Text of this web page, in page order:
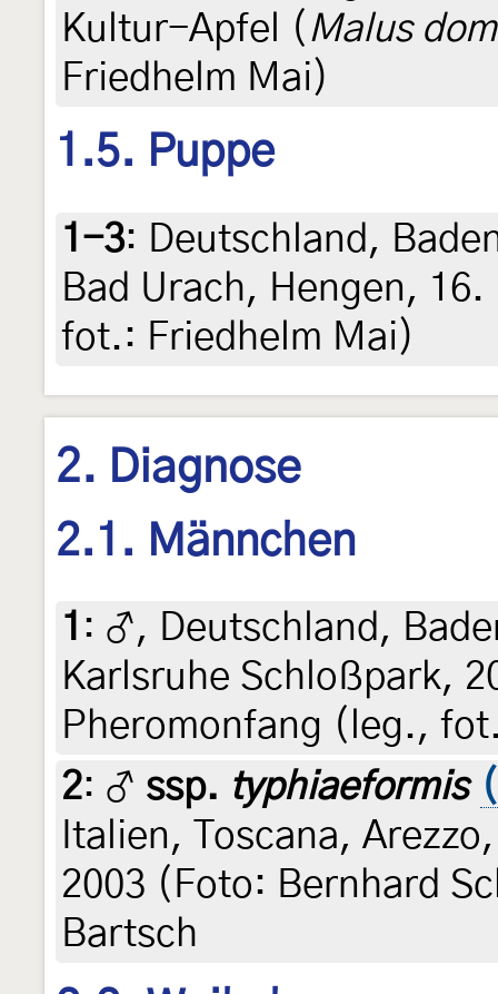
Kultur-Apfel ( Malus
Friedhelm Mai)
1.5. Puppe
1-3: Deutschland,
Bad Urach, Hengen,
fot.: Friedhelm Mai)
2. Diagnose
2.1. Männchen
1 : ♂, Deutschland,
Karlsruhe Schloßpark,
Pheromonfang (leg.,
2: ♂ ssp. typhiaeformis
Italien, Toscana,
2003 (Foto: Bernhard
Bartsch